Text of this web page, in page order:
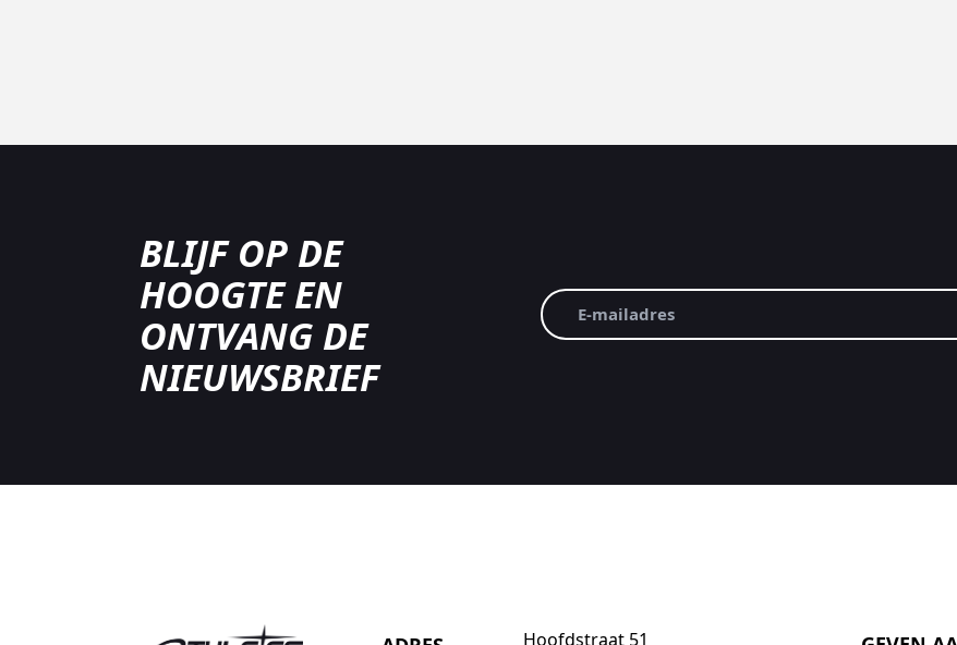
BLIJF OP DE
HOOGTE EN
ONTVANG DE
NIEUWSBRIEF
E-
mailadres
Hoofdstraat 51